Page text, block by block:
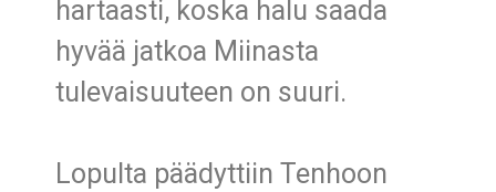
hartaasti, koska halu saada
hyvää jatkoa Miinasta
tulevaisuuteen on suuri.
Lopulta päädyttiin Tenhoon